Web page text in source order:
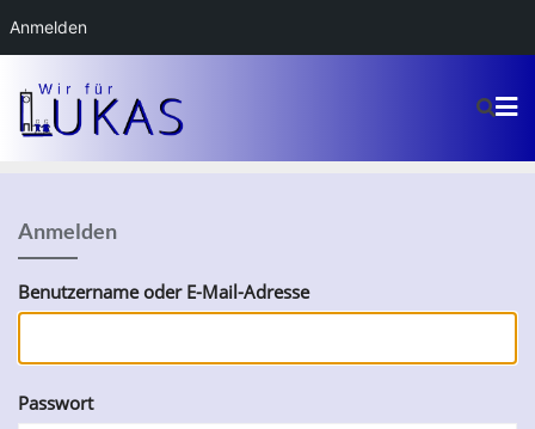
Anmelden
Anmelden
Benutzername oder E-Mail-Adresse
Passwort